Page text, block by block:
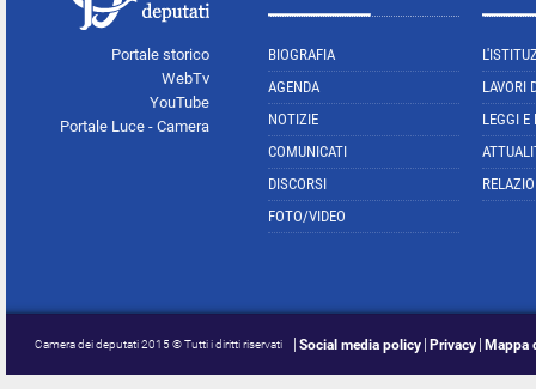
Portale storico
WebTv
YouTube
Portale Luce - Camera
BIOGRAFIA
AGENDA
NOTIZIE
COMUNICATI
DISCORSI
FOTO/VIDEO
LAVORI
LEGGI E
Camera dei deputati 2015 © Tutti i diritti riservati Social media policy Privacy Mappa